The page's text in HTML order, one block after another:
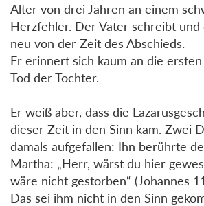
Alter von drei Jahren an einem
Herzfehler. Der Vater schreibt
neu von der Zeit des Abschieds.
Er erinnert sich kaum an die ersten
Tod der Tochter.
Er weiß aber, dass die
dieser Zeit in den Sinn kam. Zwei
damals aufgefallen: Ihn berührte
Martha: „Herr, wärst du hier
wäre nicht gestorben“ (Johannes
Das sei ihm nicht in den Sinn